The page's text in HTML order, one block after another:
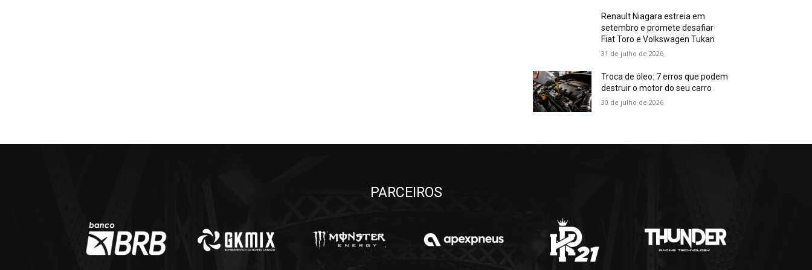
Renault Niagara estreia em
setembro e promete desafiar
Fiat Toro e Volkswagen Tukan
31 de julho de 2026
Troca de óleo: 7 erros que podem
destruir o motor do seu carro
30 de julho de 2026
PARCEIROS